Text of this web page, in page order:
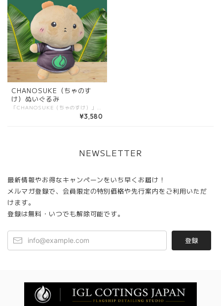
CHANOSUKE（ちゃのす
け）ぬいぐるみ
¥3,580
NEWSLETTER
最新情報やお得なキャンペーンをいち早くお届け！
メルマガ登録で、会員限定の特別価格や先行案内をご利用いただ
けます。
登録は無料・いつでも解除可能です。
登録